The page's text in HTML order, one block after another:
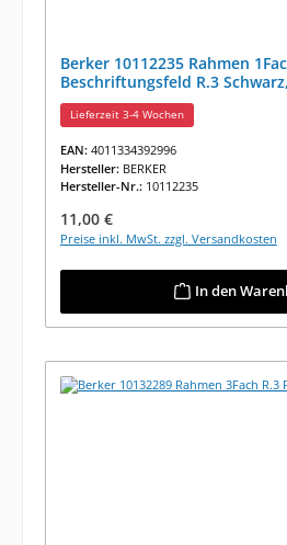
Berker 10112235 Rahmen
Beschriftungsfeld R.3
Lieferzeit 3-4 Wochen
EAN: 4011334392996
Hersteller: BERKER
Hersteller-Nr.: 10112235
Regulärer Preis:
11,00 €
Preise inkl. MwSt. zzgl. Versandkosten
In den